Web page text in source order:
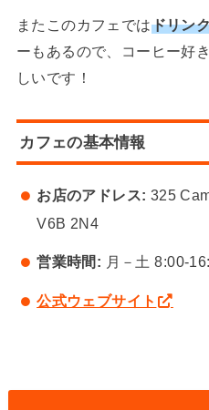
またこのカフェではドリン
ーもあるので、コーヒー好
しいです！
カフェの基本情報
お店のアドレス: 325
V6B 2N4
営業時間: 月－土 8:00-
公式ウェブサイト